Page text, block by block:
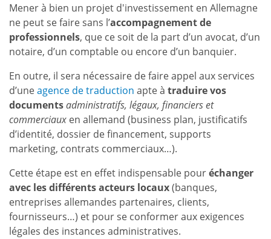
Mener à bien un projet d'investissement en Allemagne
ne peut se faire sans l’accompagnement de
professionnels, que ce soit de la part d’un avocat, d’un
notaire, d’un comptable ou encore d’un banquier.
En outre, il sera nécessaire de faire appel aux services
d’uneagence de traduction apte à traduire vos
documentsadministratifs, légaux, financiers et
commerciaux en allemand (business plan, justificatifs
d’identité, dossier de financement, supports
marketing, contrats commerciaux…).
Cette étape est en effet indispensable pouréchanger
avec les différents acteurs locaux(banques,
entreprises allemandes partenaires, clients,
fournisseurs…) et pour se conformer aux exigences
légales des instances administratives.